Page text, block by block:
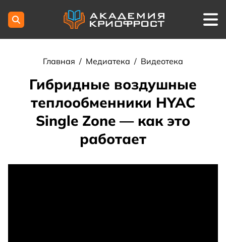
Главная / Медиатека / Видеотека
Гибридные воздушные
теплообменники HYAC
Single Zone — как это
работает